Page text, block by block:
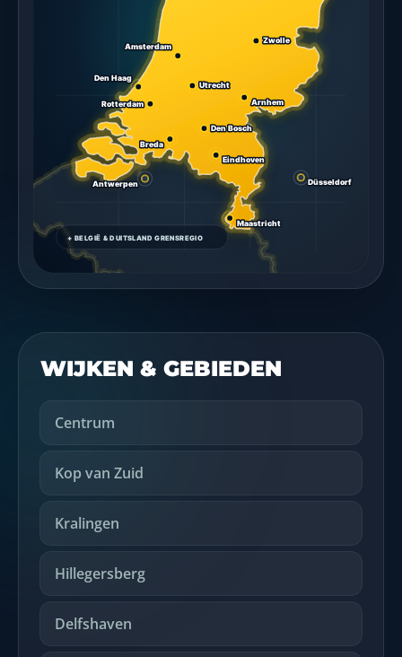
WIJKEN & GEBIEDEN
Centrum
Kop van Zuid
Kralingen
Hillegersberg
Delfshaven